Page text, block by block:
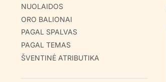
NUOLAIDOS
ORO BALIONAI
PAGAL SPALVAS
PAGAL TEMAS
ŠVENTINĖ ATRIBUTIKA